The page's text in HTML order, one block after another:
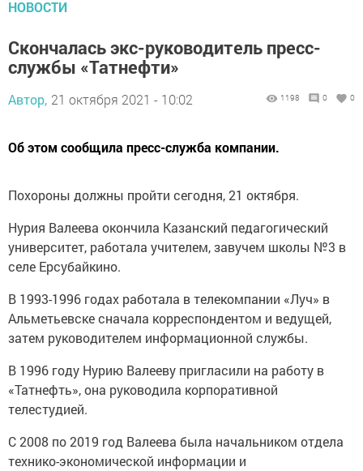
НОВОСТИ
Скончалась экс-руководитель пресс-
службы «Татнефти»
Автор, 21 октября 2021 - 10:02 1198 0 0
Об этом сообщила пресс-служба компании.
Похороны должны пройти сегодня, 21 октября.
Нурия Валеева окончила Казанский педагогический
университет, работала учителем, завучем школы №3 в
селе Ерсубайкино.
В 1993-1996 годах работала в телекомпании «Луч» в
Альметьевске сначала корреспондентом и ведущей,
затем руководителем информационной службы.
В 1996 году Нурию Валееву пригласили на работу в
«Татнефть», она руководила корпоративной
телестудией.
С 2008 по 2019 год Валеева была начальником отдела
технико-экономической информации и